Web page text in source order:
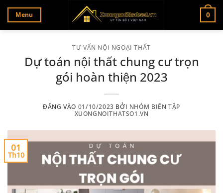
Bỏ
qua
nội
Menu 0
TƯ VẤN NỘI NGOẠI THẤT
Dự toán nội thất chung cư trọn
gói hoàn thiện 2023
ĐĂNG VÀO 01/10/2023 BỞI NHÓM BIÊN TẬP
XUONGNOITHATSO1.VN
01
Th10